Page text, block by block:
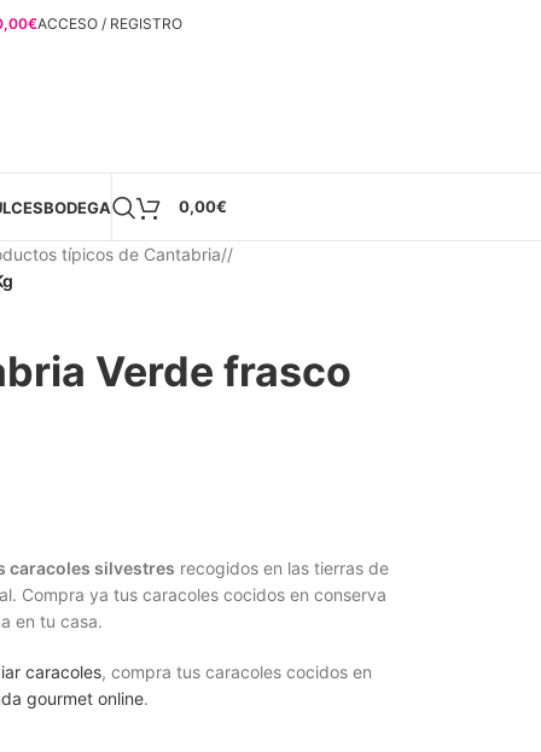
€ACCESO / REGISTRO
BODEGA 0,00€
típicos de Cantabria/
Verde frasco
caracoles silvestres recogidos en las tierras de
Compra ya tus caracoles cocidos en conserva
en tu casa.
caracoles, compra tus caracoles cocidos en
gourmet online.